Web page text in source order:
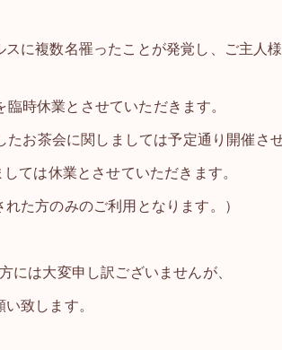
に複数名罹ったことが発覚し、ご主人
時休業とさせていただきます。
お茶会に関しましては予定通り開催さ
ては休業とさせていただきます。
た方のみのご利用となります。）
には大変申し訳ございませんが、
致します。